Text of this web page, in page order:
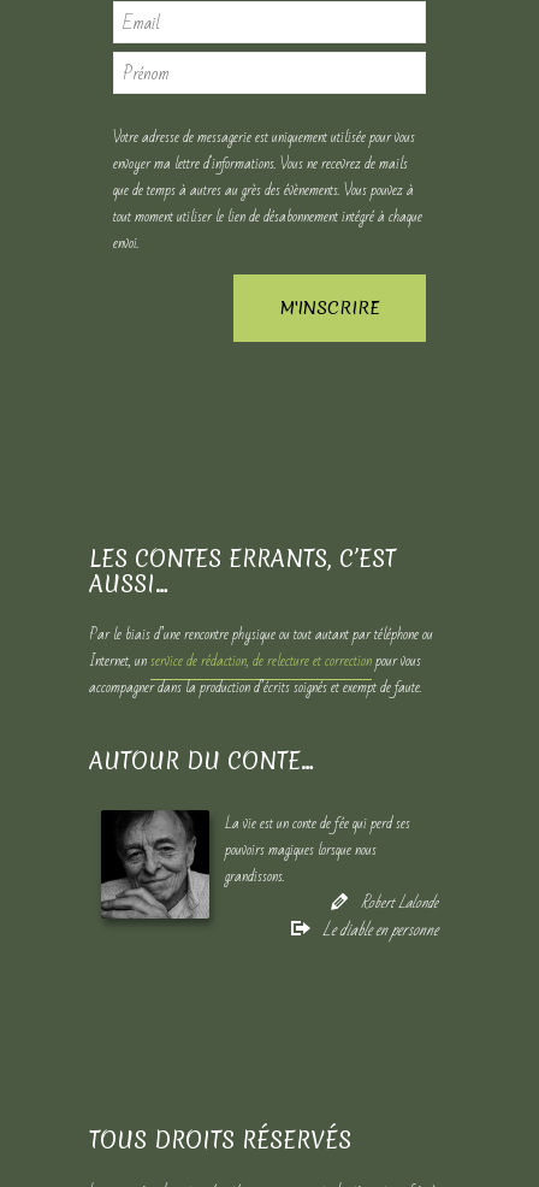
Votre adresse de messagerie est uniquement utilisée pour vous
envoyer ma lettre d'informations. Vous ne recevrez de mails
que de temps à autres au grès des évènements. Vous pouvez à
tout moment utiliser le lien de désabonnement intégré à chaque
envoi.
LES CONTES ERRANTS, C’EST
AUSSI…
Par le biais d’une rencontre physique ou tout autant par téléphone ou
Internet, unservice de rédaction, de relecture et correctionpour vous
accompagner dans la production d’écrits soignés et exempt de faute.
AUTOUR DU CONTE…
La vie est un conte de fée qui perd ses
pouvoirs magiques lorsque nous
grandissons.
Robert Lalonde
Le diable en personne
TOUS DROITS RÉSERVÉS